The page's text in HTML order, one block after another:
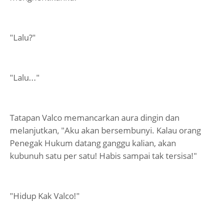
"Lalu?"
"Lalu..."
Tatapan Valco memancarkan aura dingin dan
melanjutkan, "Aku akan bersembunyi. Kalau orang
Penegak Hukum datang ganggu kalian, akan
kubunuh satu per satu! Habis sampai tak tersisa!"
"Hidup Kak Valco!"